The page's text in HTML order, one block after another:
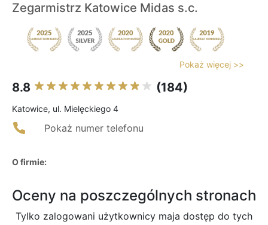
Zegarmistrz Katowice Midas s.c.
Pokaż więcej >>
8.8 (184)
Katowice, ul. Mielęckiego 4
Pokaż numer telefonu
O firmie:
Oceny na poszczególnych stronach
Tylko zalogowani użytkownicy maja dostęp do tych